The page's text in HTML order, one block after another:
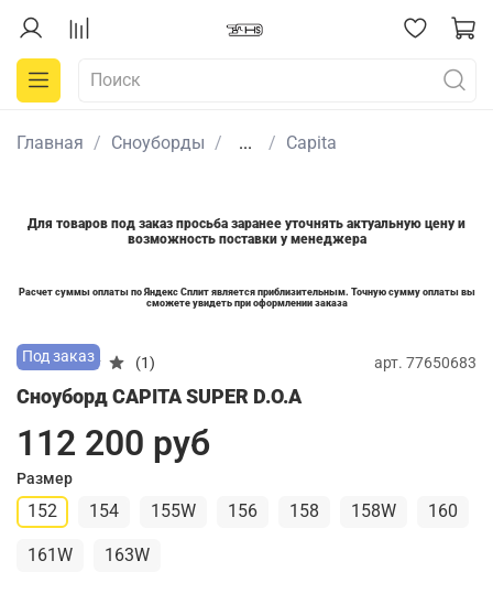
Главная Сноуборды ... Capita
Для товаров под заказ просьба заранее уточнять актуальную цену и
возможность поставки у менеджера
Расчет суммы оплаты по Яндекс Сплит является приблизительным. Точную сумму оплаты вы
сможете увидеть при оформлении заказа
Под заказ (1) арт. 77650683
Сноуборд CAPITA SUPER D.O.A
112 200 руб
Размер
152 154 155W 156 158 158W 160
161W 163W